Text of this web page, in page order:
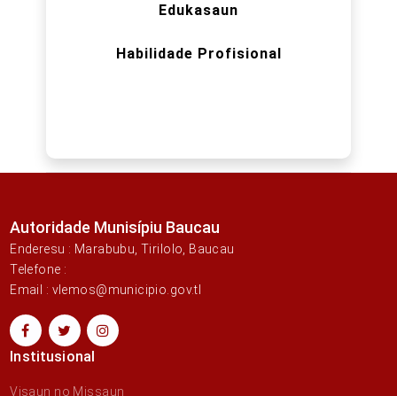
Edukasaun
Habilidade Profisional
Autoridade Munisípiu Baucau
Enderesu : Marabubu, Tirilolo, Baucau
Telefone :
Email : vlemos@municipio.gov.tl
Institusional
Visaun no Missaun